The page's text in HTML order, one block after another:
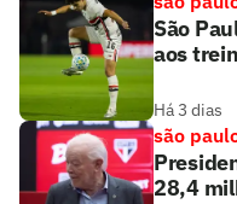
São
aos
Há 3 dias
são
28,4